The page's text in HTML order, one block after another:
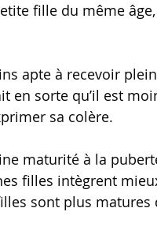
fille du même
apte à recevoir
en sorte qu’il est
sa colère.
maturité à la
filles intègrent
sont plus matures